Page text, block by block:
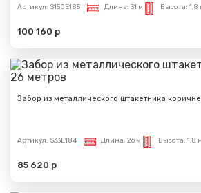
Артикул: S150E185 Длина: 31 м Высота: 1,8
100 160 р
Забор из металлического штакетника
Артикул: S33E184 Длина: 26 м Высота: 1,8 м
85 620 р